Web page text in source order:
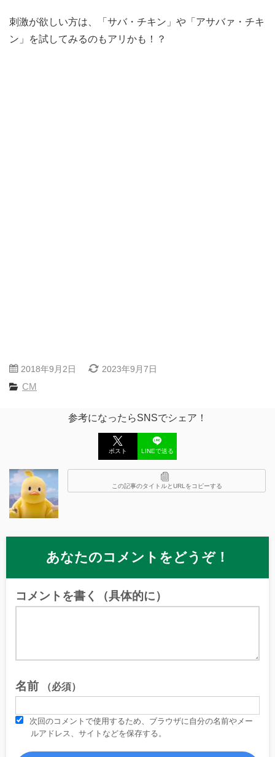
刺激が欲しい方は、「サバ・チキン」や「アサバァ・チキ
ン」を試してみるのもアリかも！？
2018年9月2日 2023年9月7日
CM
参考になったらSNSでシェア！
ポスト LINEで送る
この記事のタイトルとURLをコピーする
あなたのコメントをどうぞ！
コメントを書く（具体的に）
名前 （必須）
次回のコメントで使用するため、ブラウザに自分の名前やメー
ルアドレス、サイトなどを保存する。